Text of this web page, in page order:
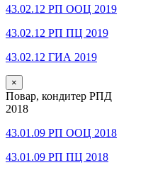
43.02.12 РП ООЦ 2019
43.02.12 РП ПЦ 2019
43.02.12 ГИА 2019
×
Повар, кондитер РПД
2018
43.01.09 РП ООЦ 2018
43.01.09 РП ПЦ 2018